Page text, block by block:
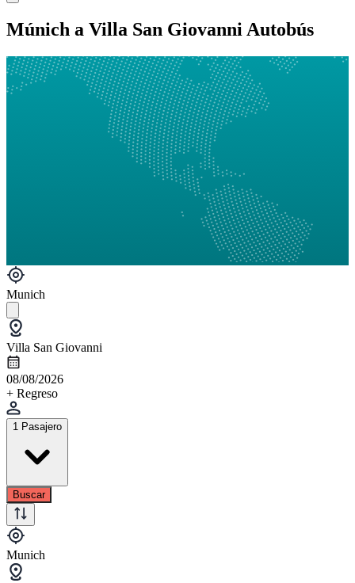
Múnich a Villa San Giovanni Autobús
Munich
Villa San Giovanni
08/08/2026
+ Regreso
1 Pasajero
Buscar
Munich